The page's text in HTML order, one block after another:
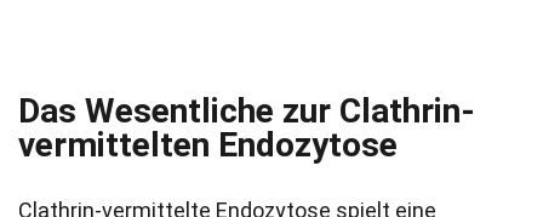
Das Wesentliche zur Clathrin-
vermittelten Endozytose
Clathrin-vermittelte Endozytose spielt eine